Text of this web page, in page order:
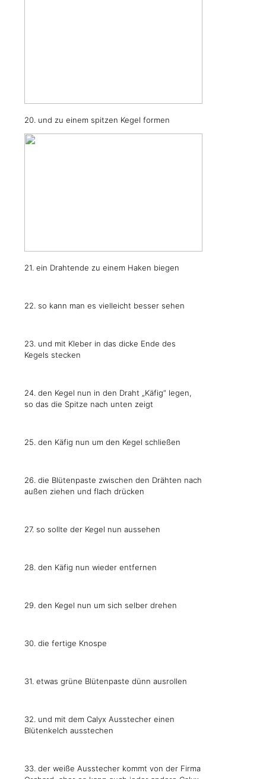
20. und zu einem spitzen Kegel formen
21. ein Drahtende zu einem Haken biegen
22. so kann man es vielleicht besser sehen
23. und mit Kleber in das dicke Ende des
Kegels stecken
24. den Kegel nun in den Draht „Käfig“ legen,
so das die Spitze nach unten zeigt
25. den Käfig nun um den Kegel schließen
26. die Blütenpaste zwischen den Drähten nach
außen ziehen und flach drücken
27. so sollte der Kegel nun aussehen
28. den Käfig nun wieder entfernen
29. den Kegel nun um sich selber drehen
30. die fertige Knospe
31. etwas grüne Blütenpaste dünn ausrollen
32. und mit dem Calyx Ausstecher einen
Blütenkelch ausstechen
33. der weiße Ausstecher kommt von der Firma